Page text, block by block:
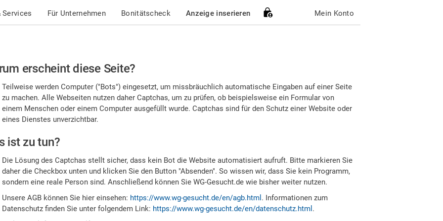
Services Für Unternehmen Bonitätscheck Anzeige inserieren Mein Konto
erscheint diese Seite?
Teilweise werden Computer ("Bots") eingesetzt, um missbräuchlich automatische Eingaben auf einer Seite
zu machen. Alle Webseiten nutzen daher Captchas, um zu prüfen, ob beispielsweise ein Formular von
einem Menschen oder einem Computer ausgefüllt wurde. Captchas sind für den Schutz einer Website oder
eines Dienstes unverzichtbar.
ist zu tun?
Die Lösung des Captchas stellt sicher, dass kein Bot die Website automatisiert aufruft. Bitte markieren Sie
daher die Checkbox unten und klicken Sie den Button "Absenden". So wissen wir, dass Sie kein Programm,
sondern eine reale Person sind. Anschließend können Sie WG-Gesucht.de wie bisher weiter nutzen.
Unsere AGB können Sie hier einsehen: https://www.wg-gesucht.de/en/agb.html . Informationen zum
Datenschutz finden Sie unter folgendem Link: https://www.wg-gesucht.de/en/datenschutz.html .